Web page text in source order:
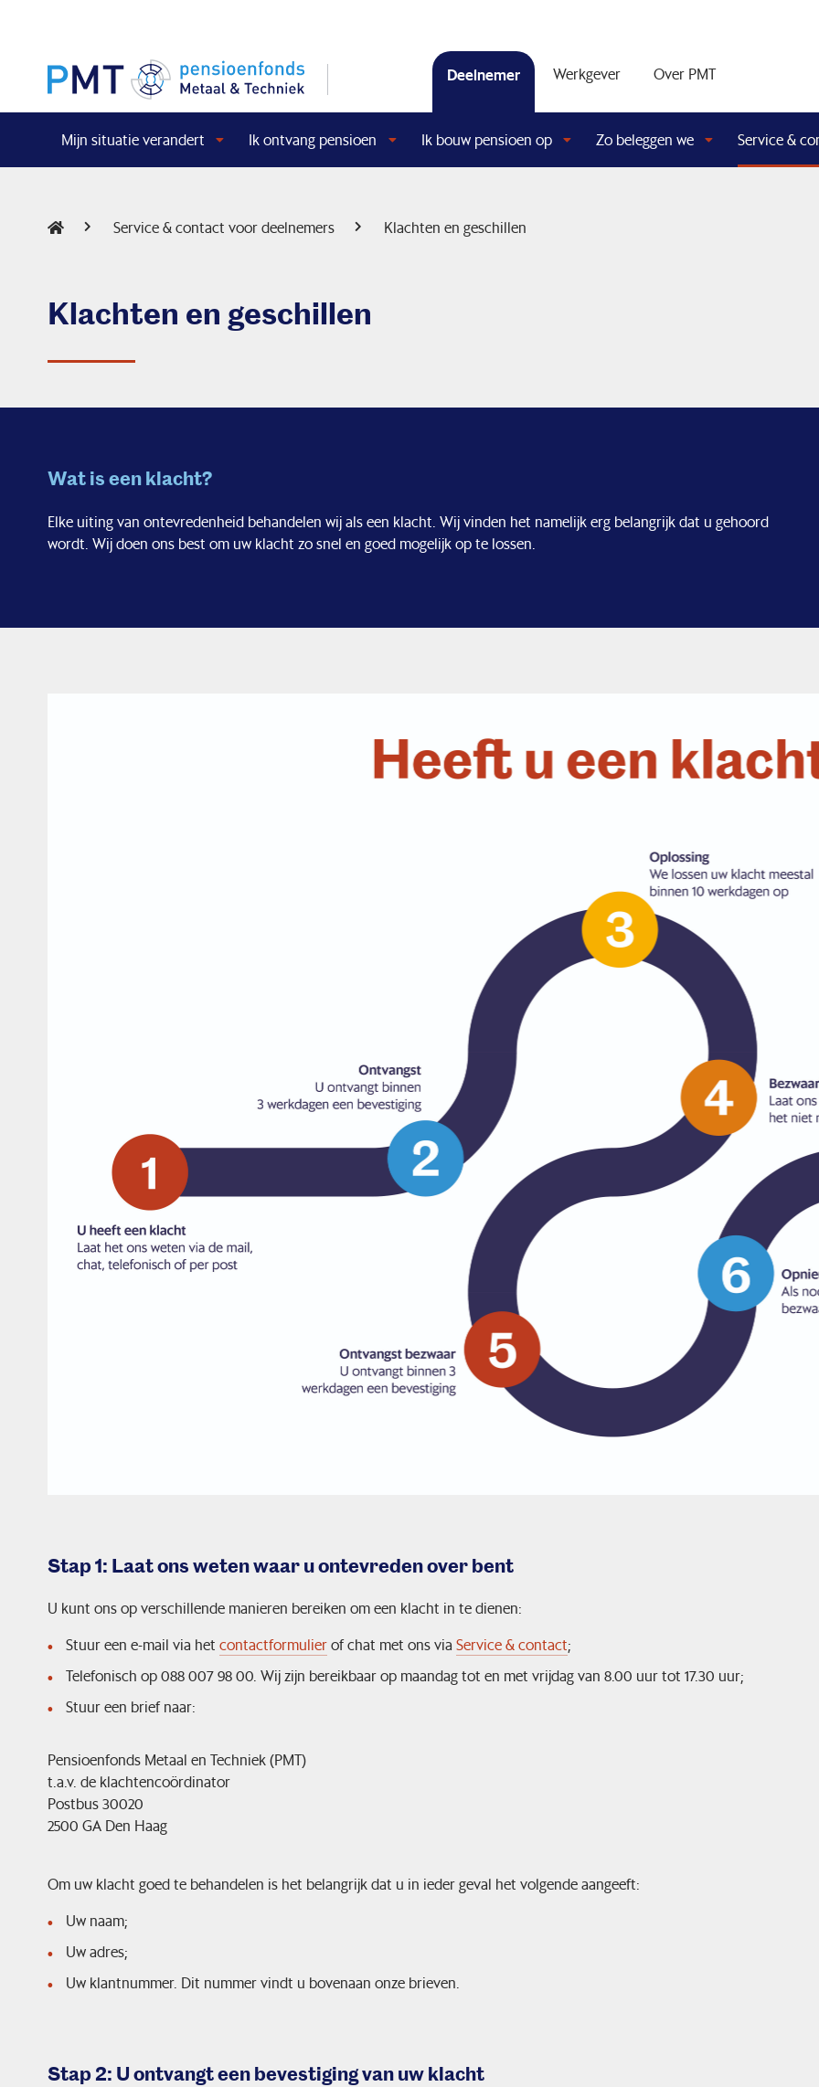
Deelnemer Werkgever Over PMT
Mijn situatie verandert Ik ontvang pensioen Ik bouw pensioen op Zo beleggen we Service &
Service & contact voor deelnemers Klachten en geschillen
Klachten en geschillen
Wat is een klacht?
Elke uiting van ontevredenheid behandelen wij als een klacht. Wij vinden het namelijk erg belangrijk dat u gehoord
wordt. Wij doen ons best om uw klacht zo snel en goed mogelijk op te lossen.
Stap 1: Laat ons weten waar u ontevreden over bent
U kunt ons op verschillende manieren bereiken om een klacht in te dienen:
Stuur een e-mail via het contactformulierof chat met ons via Service & contact;
Telefonisch op 088 007 98 00. Wij zijn bereikbaar op maandag tot en met vrijdag van 8.00 uur tot 17.30 uur;
Stuur een brief naar:
Pensioenfonds Metaal en Techniek (PMT)
t.a.v. de klachtencoördinator
Postbus 30020
2500 GA Den Haag
Om uw klacht goed te behandelen is het belangrijk dat u in ieder geval het volgende aangeeft:
Uw naam;
Uw adres;
Uw klantnummer. Dit nummer vindt u bovenaan onze brieven.
Stap 2: U ontvangt een bevestiging van uw klacht